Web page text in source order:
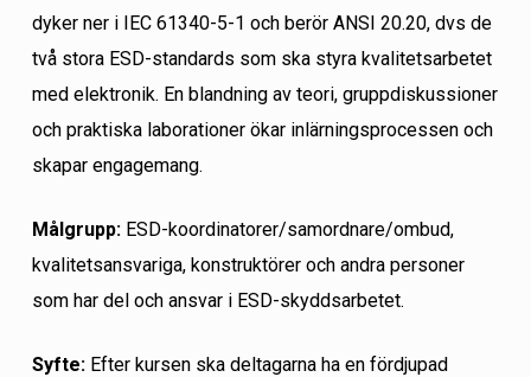
dyker ner i IEC 61340-5-1 och berör ANSI 20.20, dvs de
två stora ESD-standards som ska styra kvalitetsarbetet
med elektronik. En blandning av teori, gruppdiskussioner
och praktiska laborationer ökar inlärningsprocessen och
skapar engagemang.
Målgrupp:ESD-koordinatorer/samordnare/ombud,
kvalitetsansvariga, konstruktörer och andra personer
som har del och ansvar i ESD-skyddsarbetet.
Syfte:Efter kursen ska deltagarna ha en fördjupad